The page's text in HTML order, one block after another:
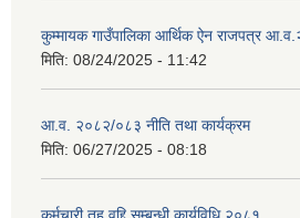
कुम्मायक गाउँपालिका आर्थिक ऐन राजपत्र
मिति: 08/24/2025 - 11:42
आ.व. २०८२/०८३ नीति तथा कार्यक्रम
मिति: 06/27/2025 - 08:18